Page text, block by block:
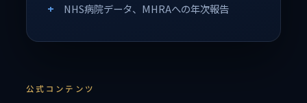
NHS病院データ、MHRAへの年次報告
公式コンテンツ